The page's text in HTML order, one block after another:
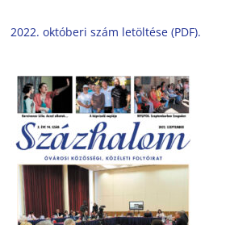
2022. októberi szám letöltése (PDF).